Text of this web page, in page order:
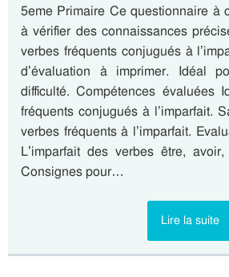
5eme Primaire Ce questionnaire à
à vérifier des connaissances
verbes fréquents conjugués à
d’évaluation à imprimer. Idéal
difficulté. Compétences évaluées
fréquents conjugués à l’imparfait.
verbes fréquents à l’imparfait.
L’imparfait des verbes être,
Consignes pour…
Lire la suite